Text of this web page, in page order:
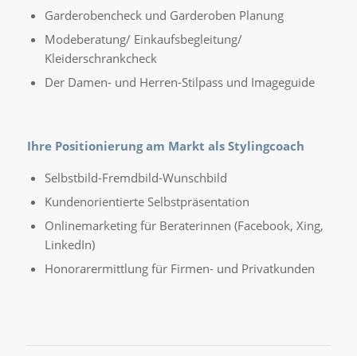
Garderobencheck und Garderoben Planung
Modeberatung/ Einkaufsbegleitung/
Kleiderschrankcheck
Der Damen- und Herren-Stilpass und Imageguide
Ihre Positionierung am Markt als Stylingcoach
Selbstbild-Fremdbild-Wunschbild
Kundenorientierte Selbstpräsentation
Onlinemarketing für Beraterinnen (Facebook, Xing,
LinkedIn)
Honorarermittlung für Firmen- und Privatkunden